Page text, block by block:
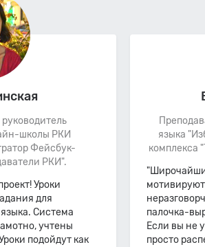
школы РКИ
Фейсбук-
РКИ".
Уроки
для
Система
учтены
подойдут как
языка
комплекса
палочка-
Если вы не
просто